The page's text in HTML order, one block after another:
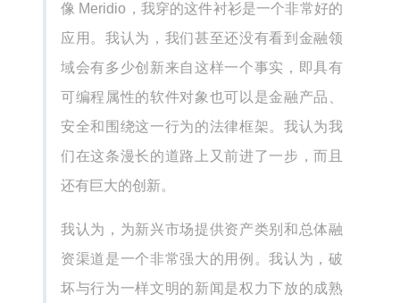
像 Meridio，我穿的这件衬衫是一个非常好的
应用。我认为，我们甚至还没有看到金融领
域会有多少创新来自这样一个事实，即具有
可编程属性的软件对象也可以是金融产品、
安全和围绕这一行为的法律框架。我认为我
们在这条漫长的道路上又前进了一步，而且
还有巨大的创新。
我认为，为新兴市场提供资产类别和总体融
资渠道是一个非常强大的用例。我认为，破
坏与行为一样文明的新闻是权力下放的成熟